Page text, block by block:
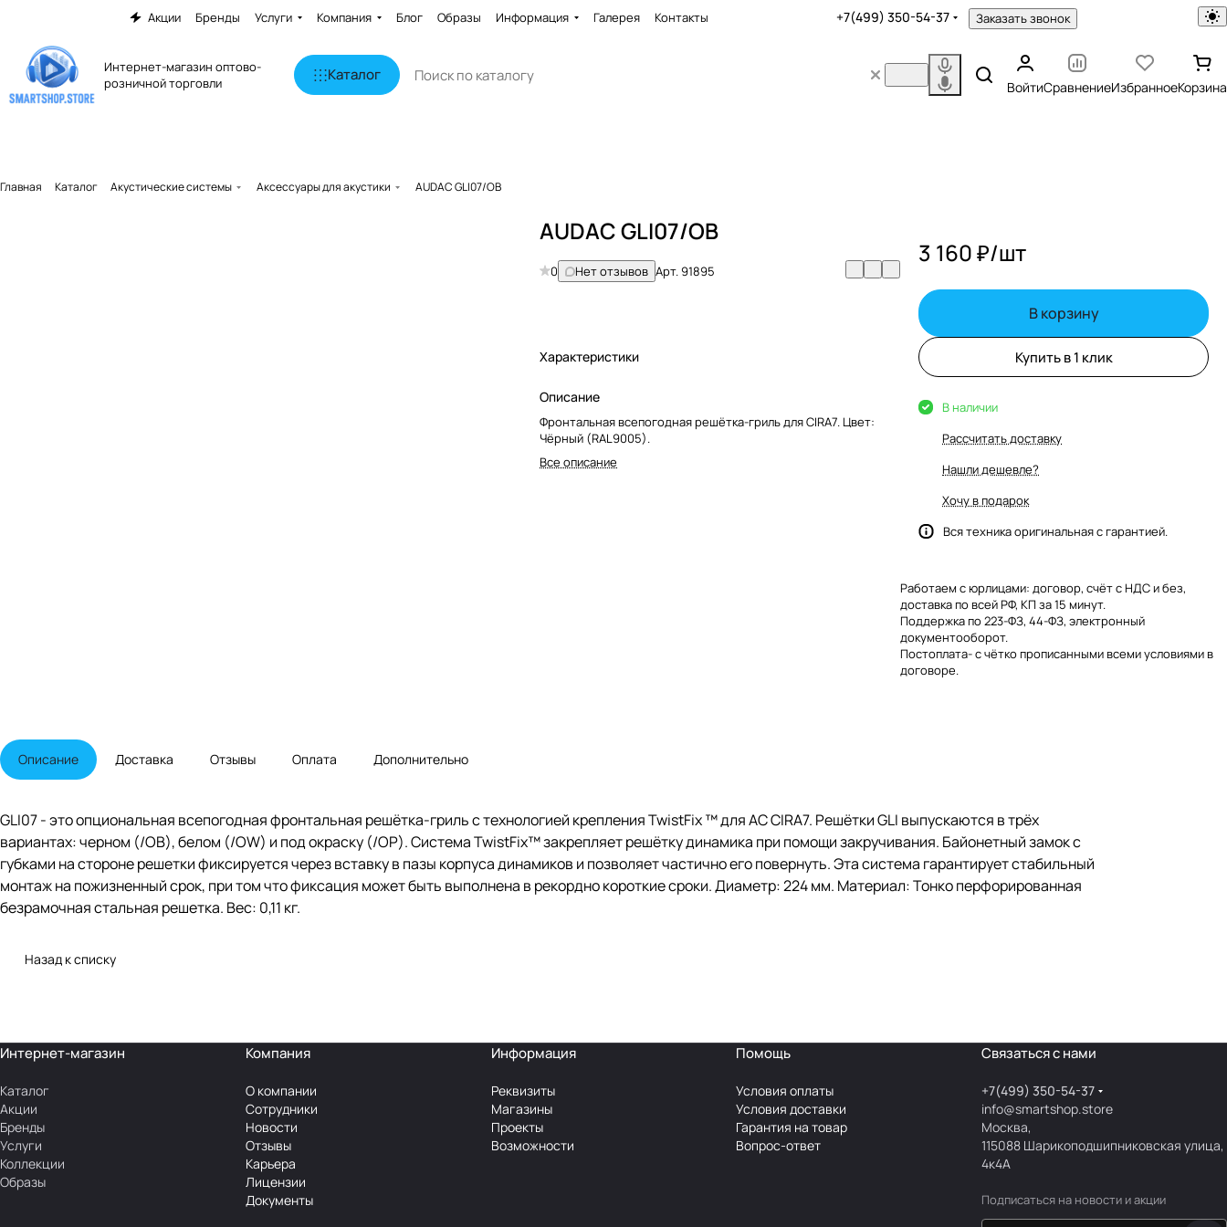
Акции Бренды Услуги Компания Блог Образы Информация Галерея Контакты +7(499) 350-54-37 Заказать звонок
Интернет-магазин оптово-
розничной торговли
Каталог
ВойтиСравнениеИзбранноеКорзина
Главная Каталог Акустические системы Аксессуары для акустики AUDAC GLI07/OB
AUDAC GLI07/OB
0 Нет отзывов Арт.91895
Характеристики
Описание
Фронтальная всепогодная решётка-гриль для CIRA7. Цвет:
Чёрный (RAL9005).
Все описание
3 160 ₽/шт
В корзину
Купить в 1 клик
В наличии
Рассчитать доставку
Нашли дешевле?
Хочу в подарок
Вся техника оригинальная с гарантией.
Работаем с юрлицами: договор, счёт с НДС и без,
доставка по всей РФ, КП за 15 минут.
Поддержка по 223-ФЗ, 44-ФЗ, электронный
документооборот.
Постоплата- с чётко прописанными всеми условиями в
договоре.
Описание Доставка Отзывы Оплата Дополнительно
GLI07 - это опциональная всепогодная фронтальная решётка-гриль с технологией крепления TwistFix ™ для АС CIRA7. Решётки GLI выпускаются в трёх
вариантах: черном (/OB), белом (/OW) и под окраску (/OP). Система TwistFix™ закрепляет решётку динамика при помощи закручивания. Байонетный замок с
губками на стороне решетки фиксируется через вставку в пазы корпуса динамиков и позволяет частично его повернуть. Эта система гарантирует стабильный
монтаж на пожизненный срок, при том что фиксация может быть выполнена в рекордно короткие сроки. Диаметр: 224 мм. Материал: Тонко перфорированная
безрамочная стальная решетка. Вес: 0,11 кг.
Назад к списку
Интернет-магазин
Каталог
Акции
Бренды
Услуги
Коллекции
Образы
Компания
О компании
Сотрудники
Новости
Отзывы
Карьера
Лицензии
Документы
Информация
Реквизиты
Магазины
Проекты
Возможности
Помощь
Условия оплаты
Условия доставки
Гарантия на товар
Вопрос-ответ
Связаться с нами
+7(499) 350-54-37
info@smartshop.store
Москва,
115088 Шарикоподшипниковская улица,
4к4А
Подписаться на новости и акции